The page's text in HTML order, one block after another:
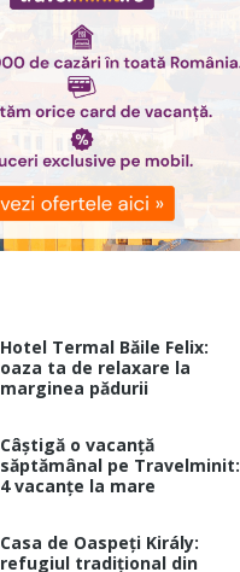
Hotel Termal Băile Felix:
oaza ta de relaxare la
marginea pădurii
Câștigă o vacanță
săptămânal pe Travelminit:
4 vacanțe la mare
Casa de Oaspeți Király:
refugiul tradițional din